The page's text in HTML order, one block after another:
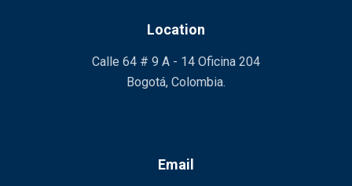
Location
Calle 64 # 9 A - 14 Oficina 204
Bogotá, Colombia.
Email